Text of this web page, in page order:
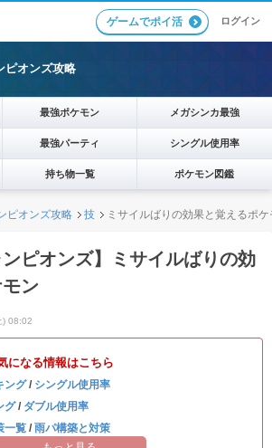
ゲームでポイ活 ログイン
ピオンズ攻略
最強ポケモン メガシンカ最強
最強パーティ シングル使用率
持ち物一覧 ポケモン図鑑
ピオンズ攻略 技 ミサイルばりの効果と覚えるポケ
ンピオンズ】ミサイルばりの効
ン
) 08:02
になる情報はこちら
ング/ シングル使用率
グ/ ダブル使用率
一覧 / 雨パ構築と対策